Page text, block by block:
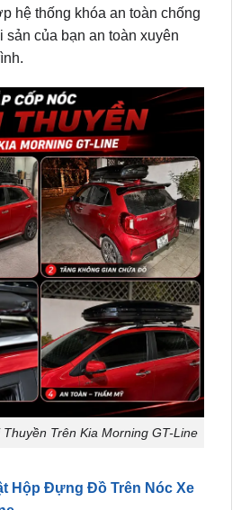
Trên Kia Morning GT-Line
Hộp Đựng Đồ Trên Nóc Xe